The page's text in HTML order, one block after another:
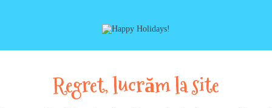
Regret, lucrăm la site